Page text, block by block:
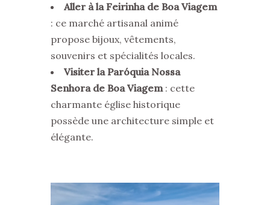
Aller à la Feirinha de Boa Viagem
: ce marché artisanal animé
propose bijoux, vêtements,
souvenirs et spécialités locales.
Visiter la Paróquia Nossa
Senhora de Boa Viagem: cette
charmante église historique
possède une architecture simple et
élégante.